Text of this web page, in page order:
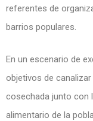
referentes de
barrios populares.
En un escenario de
objetivos de
cosechada junto con
alimentario de la